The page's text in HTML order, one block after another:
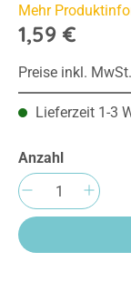
Mehr
1,59 €
Preise inkl.
Lieferzeit 1-3
Anzahl
Produkt